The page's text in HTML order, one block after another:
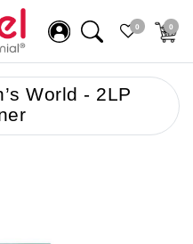
0 0
World - 2LP